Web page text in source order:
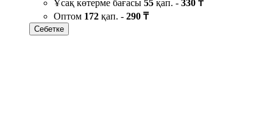
Ұсақ көтерме бағасы 55 қап. - 330 ₸
Оптом 172 қап. - 290 ₸
Себетке